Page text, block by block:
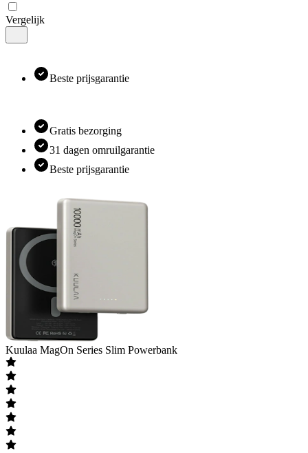
Vergelijk
Beste prijsgarantie
Gratis bezorging
31 dagen omruilgarantie
Beste prijsgarantie
Kuulaa MagOn Series Slim Powerbank